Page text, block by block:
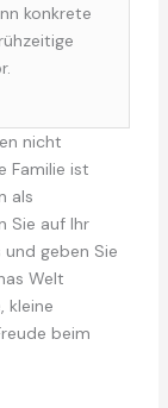
konkrete
nicht
Familie ist
als
Sie auf Ihr
geben Sie
Welt
kleine
beim